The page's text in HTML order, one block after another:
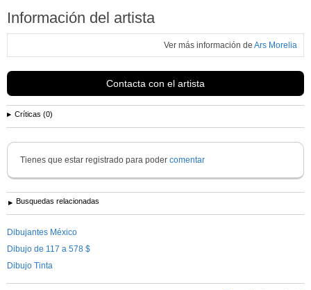
Información del artista
Ver más información de Ars Morelia
Contacta con el artista
Críticas (0)
Tienes que estar registrado para poder comentar
Busquedas relacionadas
Dibujantes México
Dibujo de 117 a 578 $
Dibujo Tinta